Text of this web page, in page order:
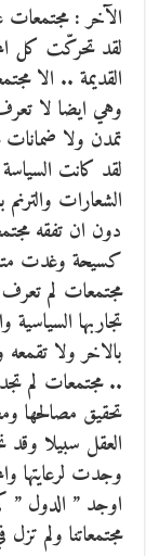
الآخر : مجتمعات
لقد تحركّت كل
القديمة .. الا
وهي ايضا لا
تمدن ولا
لقد كانت
الشعارات
دون ان تفقه
كسيحة وغدت
مجتمعات لم
تجاربها
بالاخر ولا
.. مجتمعات لم
تحقيق مصالحها
العقل سبيلا وقد
وجدت لرعايتها
اوجد ” الدول ”
مجتمعاتنا ولم